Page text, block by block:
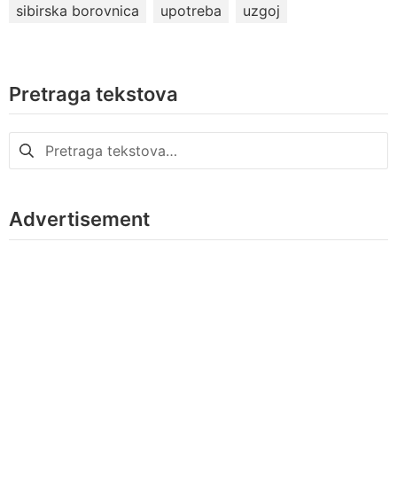
sibirska borovnica
upotreba uzgoj
Pretraga tekstova
Pretraga
za:
Advertisement